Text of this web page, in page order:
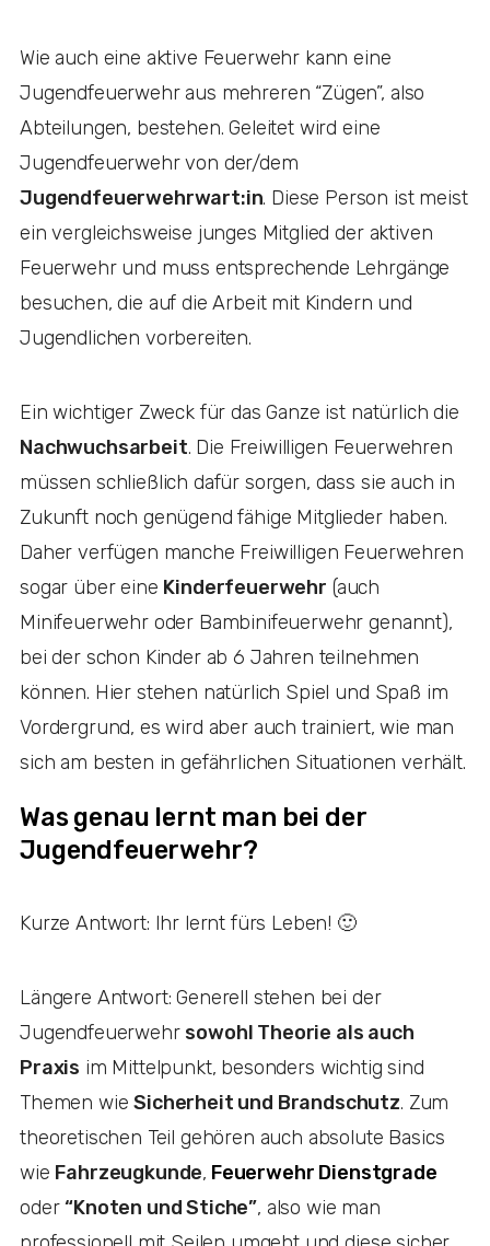
Wie auch eine aktive Feuerwehr kann eine
Jugendfeuerwehr aus mehreren “Zügen”, also
Abteilungen, bestehen. Geleitet wird eine
Jugendfeuerwehr von der/dem
Jugendfeuerwehrwart:in. Diese Person ist meist
ein vergleichsweise junges Mitglied der aktiven
Feuerwehr und muss entsprechende Lehrgänge
besuchen, die auf die Arbeit mit Kindern und
Jugendlichen vorbereiten.
Ein wichtiger Zweck für das Ganze ist natürlich die
Nachwuchsarbeit. Die Freiwilligen Feuerwehren
müssen schließlich dafür sorgen, dass sie auch in
Zukunft noch genügend fähige Mitglieder haben.
Daher verfügen manche Freiwilligen Feuerwehren
sogar über eine Kinderfeuerwehr (auch
Minifeuerwehr oder Bambinifeuerwehr genannt),
bei der schon Kinder ab 6 Jahren teilnehmen
können. Hier stehen natürlich Spiel und Spaß im
Vordergrund, es wird aber auch trainiert, wie man
sich am besten in gefährlichen Situationen verhält.
Was genau lernt man bei der
Jugendfeuerwehr?
Kurze Antwort: Ihr lernt fürs Leben! 🙂
Längere Antwort: Generell stehen bei der
Jugendfeuerwehr sowohl Theorie als auch
Praxis im Mittelpunkt, besonders wichtig sind
Themen wieSicherheit und Brandschutz. Zum
theoretischen Teil gehören auch absolute Basics
wie Fahrzeugkunde, Feuerwehr Dienstgrade
oder“Knoten und Stiche”, also wie man